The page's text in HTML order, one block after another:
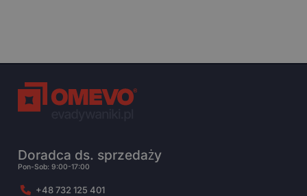
Doradca ds. sprzedaży
Pon-Sob: 9:00-17:00
+48 732 125 401